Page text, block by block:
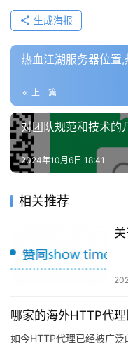
生成海报
热血江湖服务器位置
上一篇
对团队规范和技术的
2024年10月6日 18:41
相关推荐
哪家的海外HTTP代
如今HTTP代理已经被广